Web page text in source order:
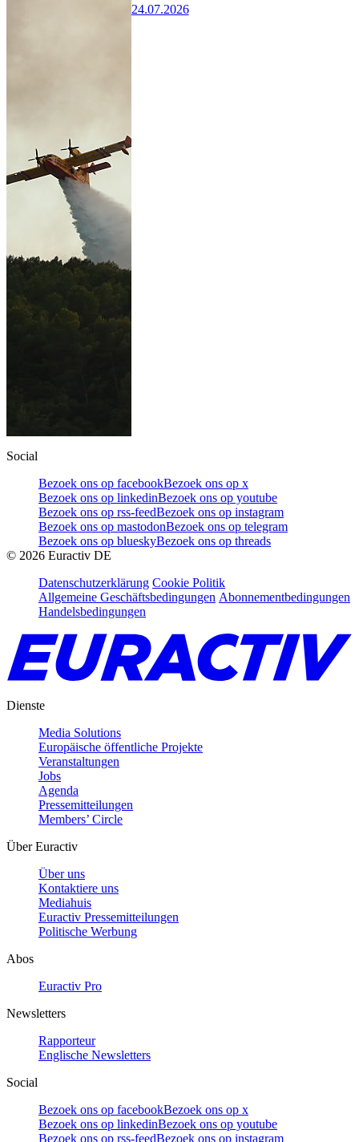
24.07.2026
Social
Bezoek ons op facebookBezoek ons op x
Bezoek ons op linkedinBezoek ons op youtube
Bezoek ons op rss-feedBezoek ons op instagram
Bezoek ons op mastodonBezoek ons op telegram
Bezoek ons op blueskyBezoek ons op threads
© 2026 Euractiv DE
Datenschutzerklärung Cookie Politik
Allgemeine Geschäftsbedingungen Abonnementbedingungen
Handelsbedingungen
Dienste
Media Solutions
Europäische öffentliche Projekte
Veranstaltungen
Jobs
Agenda
Pressemitteilungen
Members’ Circle
Über Euractiv
Über uns
Kontaktiere uns
Mediahuis
Euractiv Pressemitteilungen
Politische Werbung
Abos
Euractiv Pro
Newsletters
Rapporteur
Englische Newsletters
Social
Bezoek ons op facebookBezoek ons op x
Bezoek ons op linkedinBezoek ons op youtube
Bezoek ons op rss-feedBezoek ons op instagram